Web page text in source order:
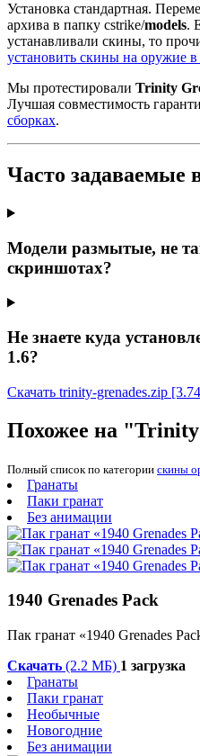
Установка стандартная.
архива в папку cstrike/models.
устанавливали скины, то
установить скины на оружие в
Мы протестировали Trinity
Лучшая совместимость
сборках.
Часто задаваемые
Модели размытые, не
скриншотах?
Не знаете куда
1.6?
Скачать trinity-grenades.zip
Похожее на
Полный список по категории скины
Гранаты
Паки гранат
Без анимации
1940 Grenades Pack
Пак гранат «1940 Grenades
Скачать (2.2 МБ) 1 загрузка
Гранаты
Паки гранат
Необычные
Новогодние
Без анимации